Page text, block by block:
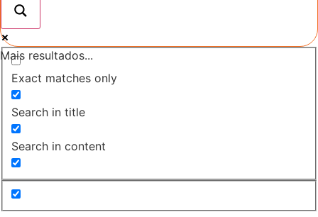
Mais resultados...
Exact matches only
Search in title
Search in content